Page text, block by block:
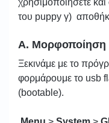
χρησιμοποιήσετε
του puppy γ)
Α. Μορφοποίηση
Ξεκινάμε με το
φορμάρουμε το usb
(bootable).